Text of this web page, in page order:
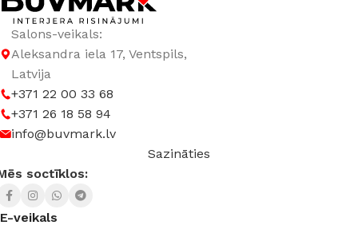
KRĀSA Balts ,Melns
SPRIEGUMS DC:48 V
Salons-veikals:
Aleksandra iela 17, Ventspils,
Latvija
+371 22 00 33 68
+371 26 18 58 94
info@buvmark.lv
Sazināties
soctīklos:
E-veikals